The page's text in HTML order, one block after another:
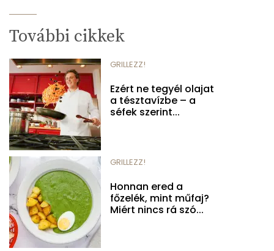
További cikkek
GRILLEZZ!
Ezért ne tegyél olajat
a tésztavízbe – a
séfek szerint...
GRILLEZZ!
Honnan ered a
főzelék, mint műfaj?
Miért nincs rá szó...